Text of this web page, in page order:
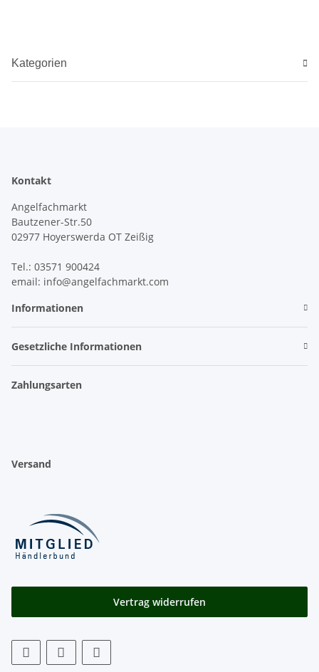
Kategorien
Kontakt
Angelfachmarkt
Bautzener-Str.50
02977 Hoyerswerda OT Zeißig
Tel.: 03571 900424
email: info@angelfachmarkt.com
Informationen
Gesetzliche Informationen
Zahlungsarten
Versand
Vertrag widerrufen